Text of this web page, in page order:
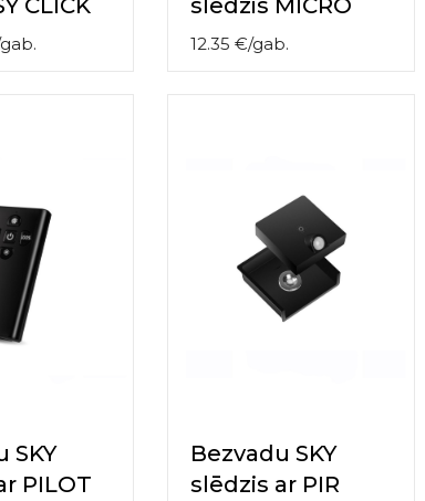
CLICK
gab.
slēdzis MICRO
12.35 €/gab.
SKY
PILOT
Bezvadu SKY
slēdzis ar PIR